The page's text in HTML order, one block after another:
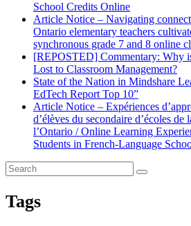
School Credits Online
Article Notice – Navigating
Ontario elementary teachers
synchronous grade 7 and 8 online
[REPOSTED] Commentary: Why
Lost to Classroom Management?
State of the Nation in Mindshare
EdTech Report Top 10”
Article Notice – Expériences
d’élèves du secondaire d’écoles de
l’Ontario / Online Learning
Students in French-Language
Tags